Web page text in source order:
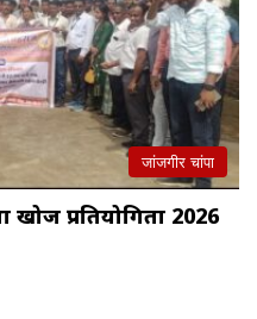
जांजगीर चांपा
खोज प्रतियोगिता 2026